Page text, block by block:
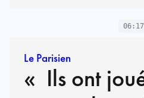
06:17
Le Parisien
« Ils ont